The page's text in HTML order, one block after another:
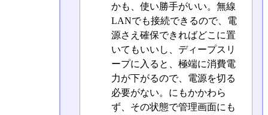
かも、使い勝手がいい。無線
LANでも接続できるので、電
源さえ確保できればどこに置
いてもいいし、ディープスリ
ープに入ると、極端に消費電
力が下がるので、電源を切る
必要がない。にもかかわら
ず、その状態で管理画面にも